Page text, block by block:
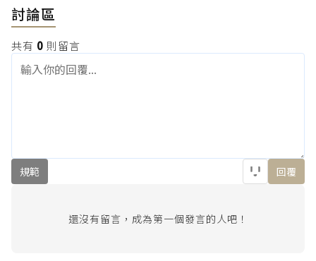
討論區
共有 0 則留言
規範 回覆
還沒有留言，成為第一個發言的人吧！